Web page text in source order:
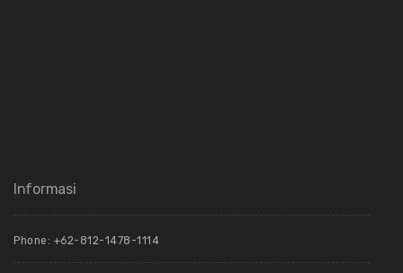
Informasi
Phone: +62-812-1478-1114